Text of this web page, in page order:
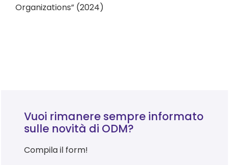
Organizations” (2024)
Vuoi rimanere sempre informato
sulle novità di ODM?
Compila il form!